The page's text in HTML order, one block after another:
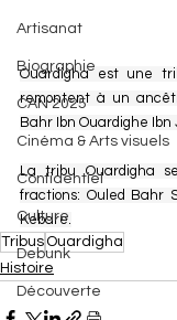
Artisanat
Biographie
CAN 2025
Cinéma & Arts visuels
Confidentiel
Culture
Debunk
Découverte
Ouardigha est une
remontent à un
Bahr Ibn Ouardighe Ibn
La tribu Ouardigha
fractions: Ouled Bahr
Kebare.
Tribus Ouardigha
Histoire